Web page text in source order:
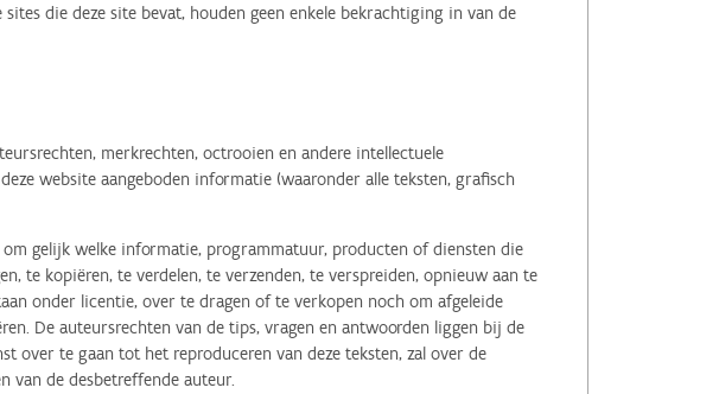
die deze site bevat, houden geen enkele bekrachtiging in van de
merkrechten, octrooien en andere intellectuele
website aangeboden informatie (waaronder alle teksten, grafisch
gelijk welke informatie, programmatuur, producten of diensten die
te kopiëren, te verdelen, te verzenden, te verspreiden, opnieuw aan te
onder licentie, over te dragen of te verkopen noch om afgeleide
De auteursrechten van de tips, vragen en antwoorden liggen bij de
over te gaan tot het reproduceren van deze teksten, zal over de
van de desbetreffende auteur.